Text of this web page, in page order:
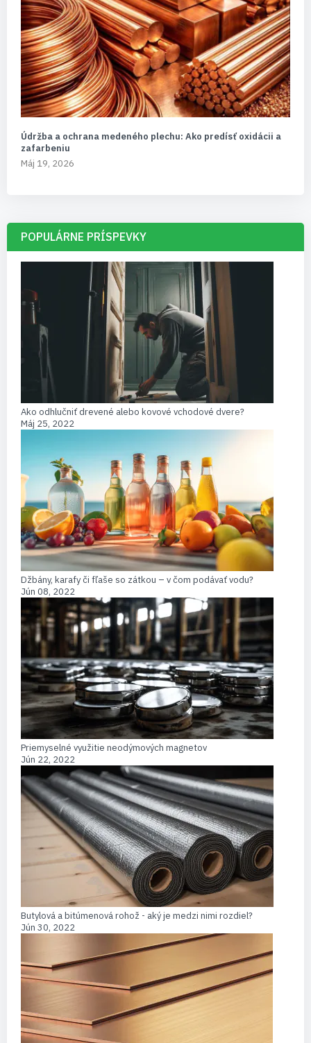
Údržba a ochrana medeného plechu: Ako predísť oxidácii a
zafarbeniu
Máj 19, 2026
POPULÁRNE PRÍSPEVKY
Ako odhlučniť drevené alebo kovové vchodové dvere?
Máj 25, 2022
Džbány, karafy či fľaše so zátkou – v čom podávať vodu?
Jún 08, 2022
Priemyselné využitie neodýmových magnetov
Jún 22, 2022
Butylová a bitúmenová rohož - aký je medzi nimi rozdiel?
Jún 30, 2022